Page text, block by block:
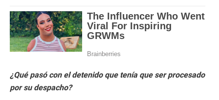
¿Qué pasó con el detenido que tenía que ser procesado
por su despacho?